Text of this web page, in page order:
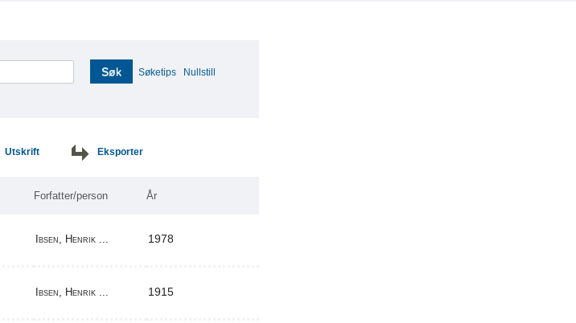
Søk Søketips Nullstill
Utskrift Eksporter
Forfatter/person År
Ibsen, Henrik ... 1978
Ibsen, Henrik ... 1915